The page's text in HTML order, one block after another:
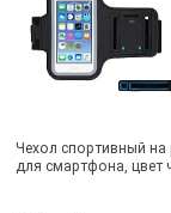
Чехол спортивный на
для смартфона, цвет